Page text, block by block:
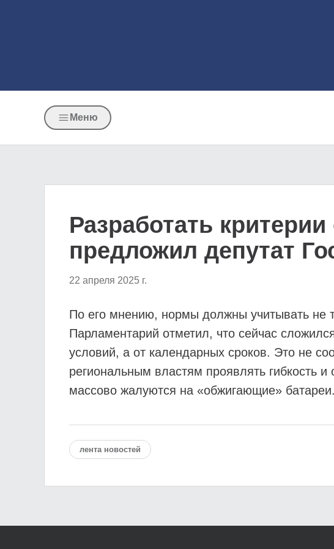
Меню
Разработать
предложил депутат
22 апреля 2025 г.
По его мнению, нормы должны учитывать не
Парламентарий отметил, что сейчас
условий, а от календарных сроков. Это не
региональным властям проявлять гибкость
массово жалуются на «обжигающие»
лента новостей